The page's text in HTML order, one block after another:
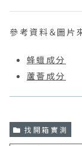
參考資料＆圖片
蜂蠟成分
蘆薈成分
找開箱實測